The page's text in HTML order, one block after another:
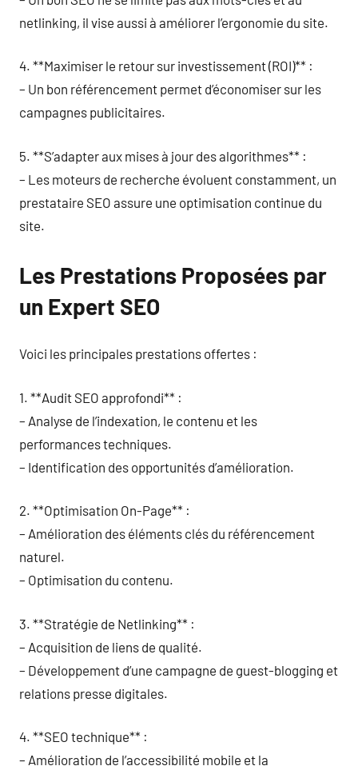
netlinking, il vise aussi à améliorer l’ergonomie du site.
4. **Maximiser le retour sur investissement (ROI)** :
– Un bon référencement permet d’économiser sur les
campagnes publicitaires.
5. **S’adapter aux mises à jour des algorithmes** :
– Les moteurs de recherche évoluent constamment, un
prestataire SEO assure une optimisation continue du
site.
Les Prestations Proposées par
un Expert SEO
Voici les principales prestations offertes :
1. **Audit SEO approfondi** :
– Analyse de l’indexation, le contenu et les
performances techniques.
– Identification des opportunités d’amélioration.
2. **Optimisation On-Page** :
– Amélioration des éléments clés du référencement
naturel.
– Optimisation du contenu.
3. **Stratégie de Netlinking** :
– Acquisition de liens de qualité.
– Développement d’une campagne de guest-blogging et
relations presse digitales.
4. **SEO technique** :
– Amélioration de l’accessibilité mobile et la